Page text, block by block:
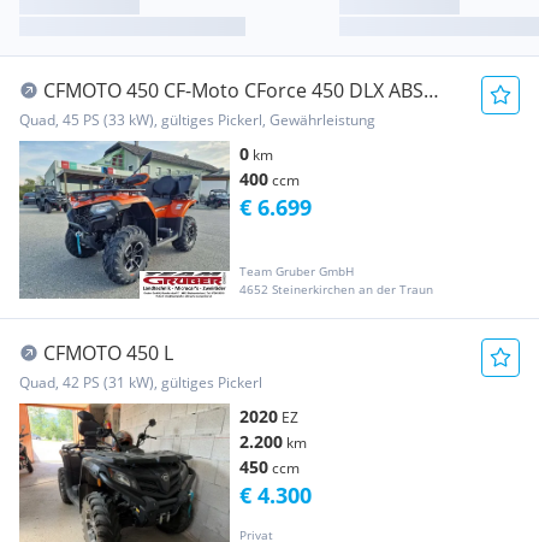
CFMOTO 450 CF-Moto CForce 450 DLX ABS
90km/h 4 Jahre Garan...
Quad, 45 PS (33 kW), gültiges Pickerl, Gewährleistung
0 km
400ccm
Team Gruber GmbH
4652 Steinerkirchen an der Traun
€ 6.699
CFMOTO 450 L
Quad, 42 PS (31 kW), gültiges Pickerl
2020 EZ
2.200 km
450ccm
Privat
€ 4.300